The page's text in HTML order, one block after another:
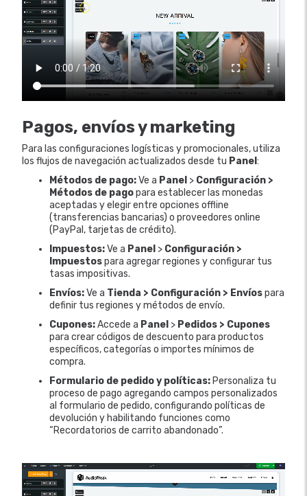
Pagos, envíos y marketing
Para las configuraciones logísticas y promocionales, utiliza
los flujos de navegación actualizados desde tu Panel :
Métodos de pago:Ve a Panel > Configuración >
Métodos de pagopara establecer las monedas
aceptadas y elegir entre opciones offline
(transferencias bancarias) o proveedores online
(PayPal, tarjetas de crédito).
Impuestos:Ve a Panel > Configuración >
Impuestospara agregar regiones y configurar tus
tasas impositivas.
Envíos:Ve a Tienda > Configuración > Envíospara
definir tus regiones y métodos de envío.
Cupones:Accede a Panel > Pedidos > Cupones
para crear códigos de descuento para productos
específicos, categorías o importes mínimos de
compra.
Formulario de pedido y políticas: Personaliza tu
proceso de pago agregando campos personalizados
al formulario de pedido, configurando políticas de
devolución y habilitando funciones como
“Recordatorios de carrito abandonado”.